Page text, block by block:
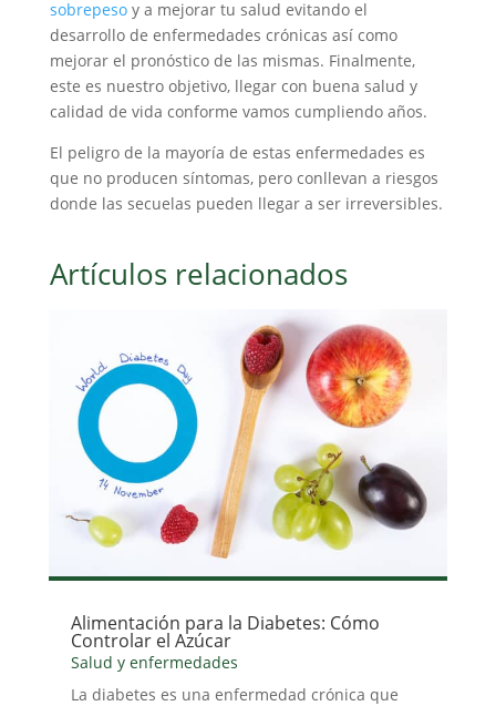
sobrepeso y a mejorar tu salud evitando el
desarrollo de enfermedades crónicas así como
mejorar el pronóstico de las mismas. Finalmente,
este es nuestro objetivo, llegar con buena salud y
calidad de vida conforme vamos cumpliendo años.
El peligro de la mayoría de estas enfermedades es
que no producen síntomas, pero conllevan a riesgos
donde las secuelas pueden llegar a ser irreversibles.
Artículos relacionados
Alimentación para la Diabetes: Cómo
Controlar el Azúcar
Salud y enfermedades
La diabetes es una enfermedad crónica que